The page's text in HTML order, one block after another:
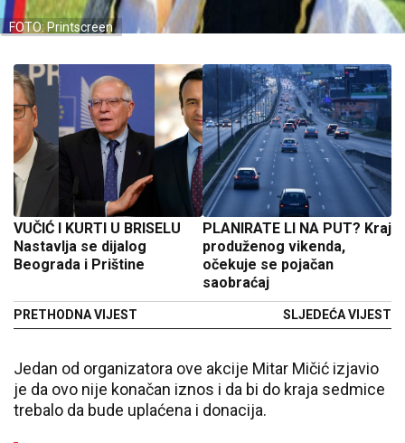
FOTO: Printscreen
VUČIĆ I KURTI U BRISELU
Nastavlja se dijalog
Beograda i Prištine
PRETHODNA VIJEST
PLANIRATE LI NA PUT? Kraj
produženog vikenda,
očekuje se pojačan
saobraćaj
SLJEDEĆA VIJEST
Jedan od organizatora ove akcije Mitar Mičić izjavio
je da ovo nije konačan iznos i da bi do kraja sedmice
trebalo da bude uplaćena i donacija.